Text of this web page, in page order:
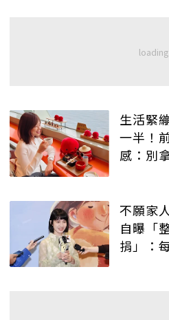
生活緊
一半！
感：別
不願家
自曝「
捐」：